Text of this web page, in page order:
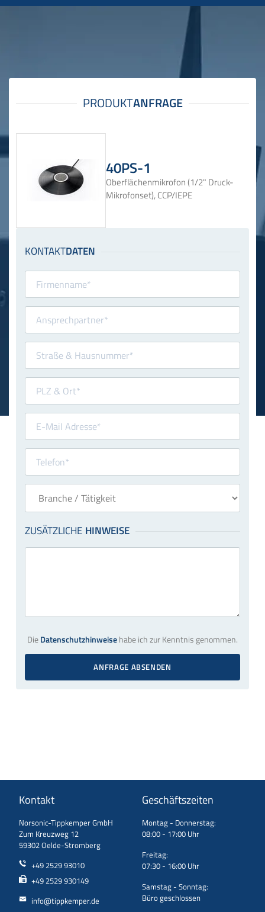
40PS-1
Oberflächenmikrofon (1/2" Druck-
Mikrofonset), CCP/IEPE
DieDatenschutzhinweisehabe ich zur Kenntnis genommen.
ANFRAGE ABSENDEN
Kontakt
Norsonic-Tippkemper GmbH
Zum Kreuzweg 12
59302 Oelde-Stromberg
+49 2529 93010
+49 2529 930149
info@tippkemper.de
Geschäftszeiten
Montag - Donnerstag:
08:00 - 17:00 Uhr
Freitag:
07:30 - 16:00 Uhr
Samstag - Sonntag:
Büro geschlossen